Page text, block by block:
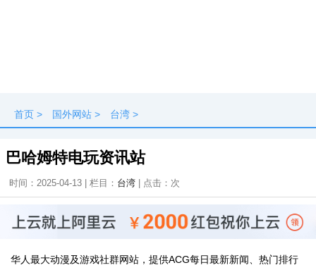
首页 > 国外网站 > 台湾 >
巴哈姆特电玩资讯站
时间：2025-04-13 | 栏目： 台湾 | 点击： 次
华人最大动漫及游戏社群网站，提供ACG每日最新新闻、热门排行